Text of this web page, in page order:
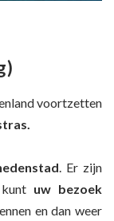
voortzetten
. Er zijn
uw bezoek
en dan weer